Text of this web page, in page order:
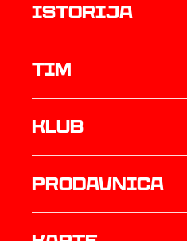
istorija
TIM
Klub
prodavnica